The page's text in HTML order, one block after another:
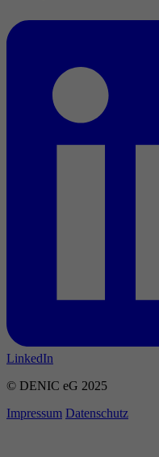
LinkedIn
© DENIC eG 2025
Impressum Datenschutz